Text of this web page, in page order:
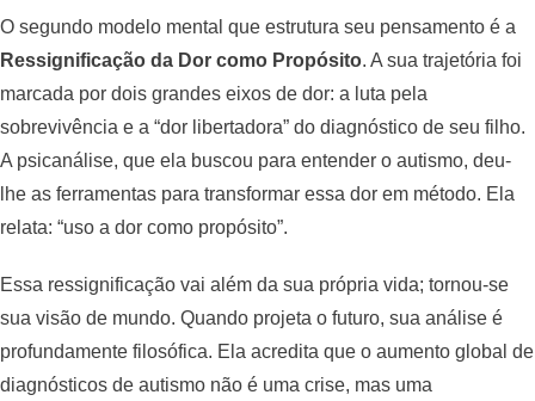
O segundo modelo mental que estrutura seu pensamento é a
Ressignificação da Dor como Propósito. A sua trajetória foi
marcada por dois grandes eixos de dor: a luta pela
sobrevivência e a “dor libertadora” do diagnóstico de seu filho.
A psicanálise, que ela buscou para entender o autismo, deu-
lhe as ferramentas para transformar essa dor em método. Ela
relata: “uso a dor como propósito”.
Essa ressignificação vai além da sua própria vida; tornou-se
sua visão de mundo. Quando projeta o futuro, sua análise é
profundamente filosófica. Ela acredita que o aumento global de
diagnósticos de autismo não é uma crise, mas uma